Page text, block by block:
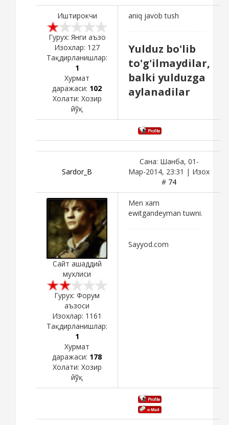
Иштирокчи
Гурух: Янги аъзо
Изохлар: 127
Тақдирланишлар:
1
Хурмат
даражаси: 102
Холати: Хозир
йўқ
aniq javob tush
Yulduz bo'lib
to'g'ilmaydilar,
balki yulduzga
aylanadilar
Sardor_B
Сана: Шанба, 01-
Мар-2014, 23:31 | Изох
# 74
Сайт ашаддий
мухлиси
Гурух: Форум
аъзоси
Изохлар: 1161
Тақдирланишлар:
1
Хурмат
даражаси: 178
Холати: Хозир
йўқ
Men xam
ewitgandeyman tuwni.
Sayyod.com